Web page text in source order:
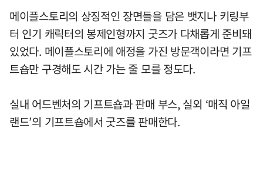
메이플스토리의 상징적인 장면들을 담은 뱃지나 키링부
터 인기 캐릭터의 봉제인형까지 굿즈가 다채롭게 준비돼
있었다. 메이플스토리에 애정을 가진 방문객이라면 기프
트숍만 구경해도 시간 가는 줄 모를 정도다.
실내 어드벤처의 기프트숍과 판매 부스, 실외 ‘매직 아일
랜드’의 기프트숍에서 굿즈를 판매한다.